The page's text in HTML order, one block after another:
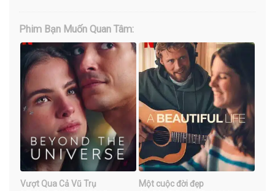
Phim Bạn Muốn Quan Tâm:
Vượt Qua Cả Vũ Trụ Một cuộc đời đẹp